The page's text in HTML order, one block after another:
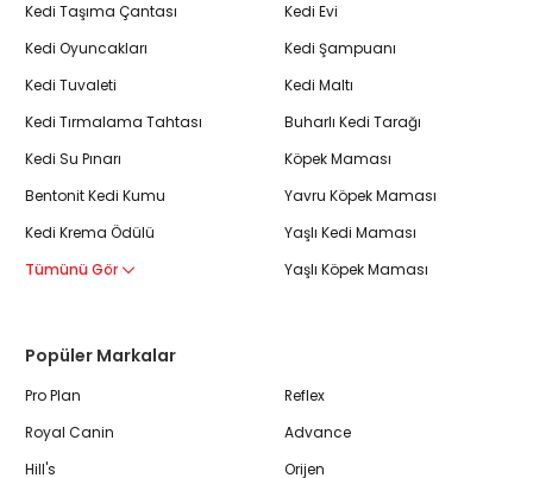
Kedi Taşıma Çantası
Kedi Oyuncakları
Kedi Tuvaleti
Kedi Tırmalama Tahtası
Kedi Su Pınarı
Bentonit Kedi Kumu
Kedi Krema Ödülü
Tümünü Gör
Kedi Evi
Kedi Şampuanı
Kedi Maltı
Buharlı Kedi Tarağı
Köpek Maması
Yavru Köpek Maması
Yaşlı Kedi Maması
Yaşlı Köpek Maması
Popüler Markalar
Pro Plan
Royal Canin
Hill's
Reflex
Advance
Orijen